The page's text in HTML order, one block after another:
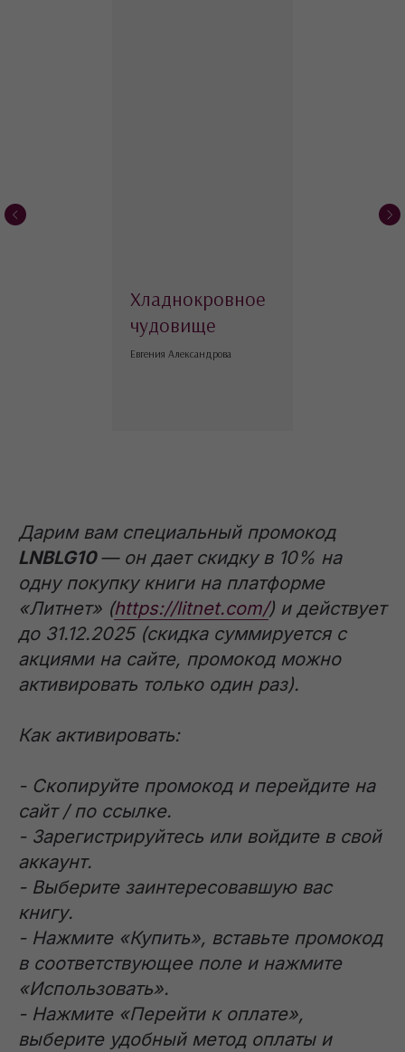
Хладнокровное
чудовище
Евгения Александрова
Дарим вам специальный промокод
LNBLG10— он дает скидку в 10% на
одну покупку книги на платформе
«Литнет» (https://litnet.com/) и действует
до 31.12.2025 (скидка суммируется с
акциями на сайте, промокод можно
активировать только один раз).
Как активировать:
- Скопируйте промокод и перейдите на
сайт / по ссылке.
- Зарегистрируйтесь или войдите в свой
аккаунт.
- Выберите заинтересовавшую вас
книгу.
- Нажмите «Купить», вставьте промокод
в соответствующее поле и нажмите
«Использовать».
- Нажмите «Перейти к оплате»,
выберите удобный метод оплаты и